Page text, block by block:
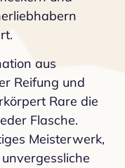
aus
Reifung und
Rare die
Flasche.
Meisterwerk,